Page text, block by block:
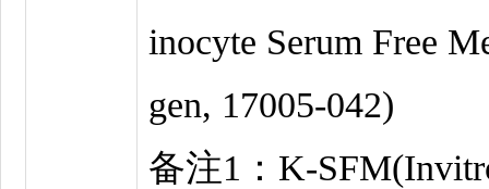
inocyte Serum Free
gen, 17005-042)
备注1：K-